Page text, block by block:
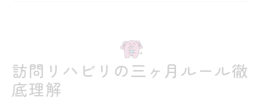
OTとPTの役割差を現場視点で解説
訪問リハビリにおけるPTとOTの違い
現場で求められるOTとPTの専門性とは
ADLとIADL支援の訪問リハビリ実践例
訪問リハビリの三ヶ月ルール徹
底理解